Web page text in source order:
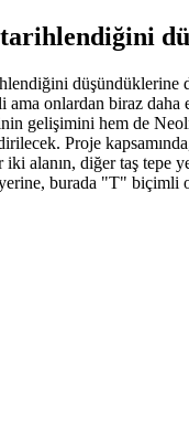
onlardan biraz
gelişimini hem de
Proje
iki alanın, diğer taş
burada "T" biçimli